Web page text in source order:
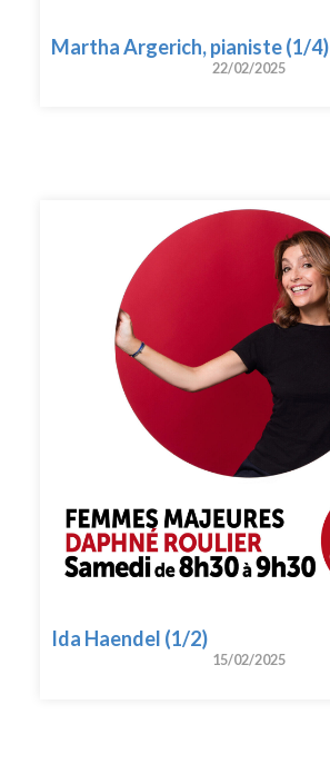
Martha Argerich, pianiste (1/4)
22/02/2025
Ida Haendel (1/2)
15/02/2025